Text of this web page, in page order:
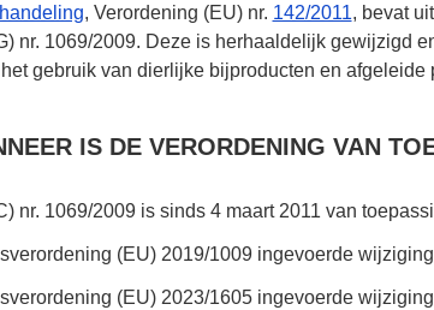
, Verordening (EU) nr. 142/2011, bevat
nr. 1069/2009. Deze is herhaaldelijk gewijzigd
gebruik van dierlijke bijproducten en afgeleide
IS DE VERORDENING VAN
nr. 1069/2009is sinds 4 maart 2011 van
(EU) 2019/1009 ingevoerde
(EU) 2023/1605 ingevoerde